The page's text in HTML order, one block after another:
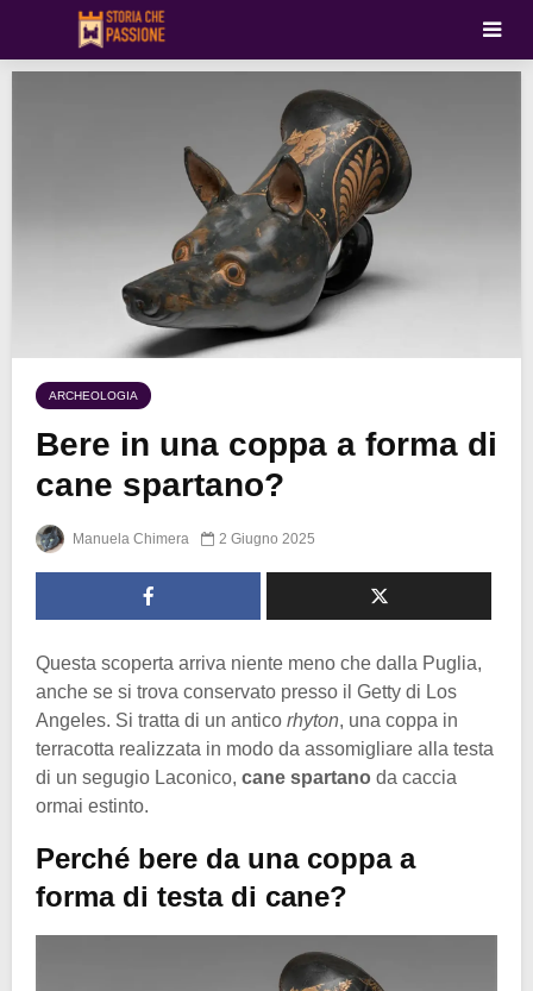
ARCHEOLOGIA
Bere in una coppa a forma di
cane spartano?
Manuela Chimera 2 Giugno 2025
Questa scoperta arriva niente meno che dalla Puglia,
anche se si trova conservato presso il Getty di Los
Angeles. Si tratta di un antico rhyton, una coppa in
terracotta realizzata in modo da assomigliare alla testa
di un segugio Laconico, cane spartano da caccia
ormai estinto.
Perché bere da una coppa a
forma di testa di cane?